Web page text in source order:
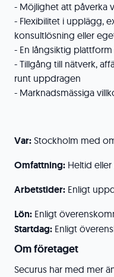
- Möjlighet att påverka
- Flexibilitet i upplägg,
konsultlösning eller
- En långsiktig
- Tillgång till nätverk,
runt uppdragen
- Marknadsmässiga
Var: Stockholm med
Omfattning: Heltid
Arbetstider: Enligt
Lön: Enligt
Startdag: Enligt
Om företaget
Securus har med mer